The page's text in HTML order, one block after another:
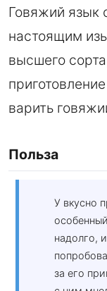
Говяжий язык
настоящим
высшего
варить
Польза
У вкусно
надолго,
за его